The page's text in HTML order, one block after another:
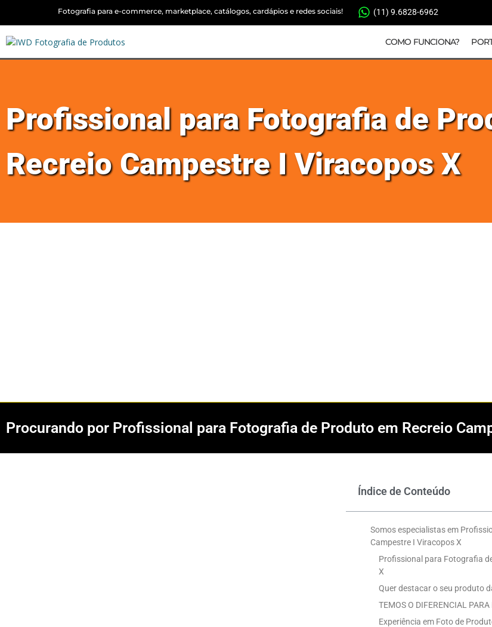
Fotografia para e-commerce, marketplace, catálogos, cardápios e redes sociais! (11) 9.6828-6962
COMO FUNCIONA?
Profissional para Fotografia de
Recreio Campestre I Viracopos X
Procurando por Profissional para Fotografia de Produto em Recreio
Índice de Conteúdo
Somos especialistas em
Campestre I Viracopos X
Profissional para Fotografia
X
Quer destacar o seu produto
TEMOS O DIFERENCIAL
Experiência em Foto de